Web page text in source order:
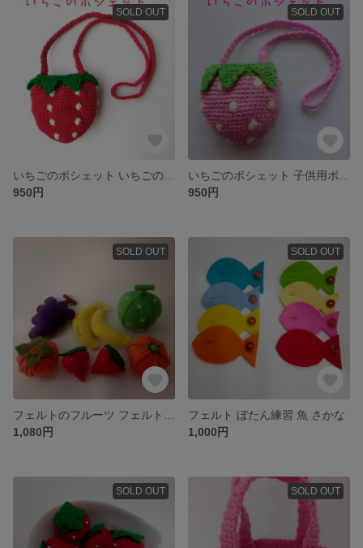
SOLD OUT
950円
SOLD OUT
950円
SOLD OUT
1,080円
SOLD OUT
フェルト ぼたん練習 魚 さかな
1,000円
SOLD OUT SOLD OUT